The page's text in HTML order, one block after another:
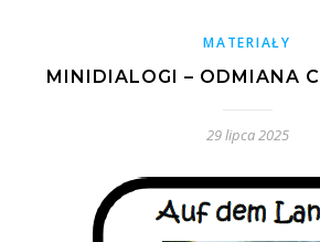
MATERIAŁY
MINIDIALOGI – ODMIANA
29 lipca 2025